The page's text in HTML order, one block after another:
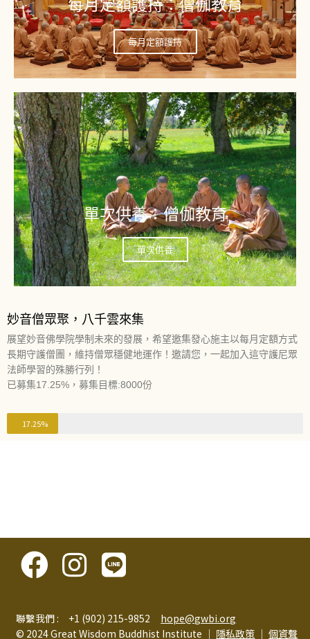
每月定額護持：僧伽教育
每月定額護持
單次供養：僧伽教育
單次供養
妙音僧眾聚，八千雲來集
展望妙音佛學院學制未來的發展，希望邀集發心施主以每月定額方式
長期守護僧團，維持僧眾穩健地運作！邀請您，一起加入這守護尼眾
法師學習的殊勝行列！
已募集17.25%，募集目標:8000份
17.25%
聯繫我們 : +1 (902) 215-9852 hope@gwbi.org
© 2024 Great Wisdom Buddhist Institute │ 隱私政策 │個資聲